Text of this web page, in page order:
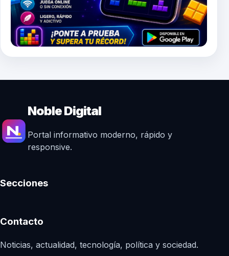
Noble Digital
Portal informativo moderno, rápido y
responsive.
Secciones
Contacto
Noticias, actualidad, tecnología, política y sociedad.